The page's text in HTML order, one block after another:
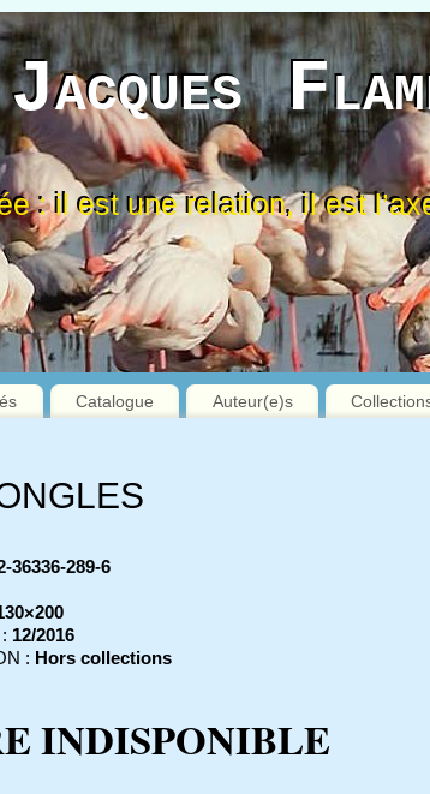
: il est une relation, il est
Catalogue Auteur(e)s
36336-289-6
12/2016
: Hors collections
INDISPONIBLE